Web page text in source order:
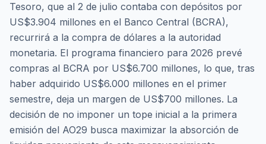
Tesoro, que al 2 de julio contaba con depósitos por
US$3.904 millones en el Banco Central (BCRA),
recurrirá a la compra de dólares a la autoridad
monetaria. El programa financiero para 2026 prevé
compras al BCRA por US$6.700 millones, lo que, tras
haber adquirido US$6.000 millones en el primer
semestre, deja un margen de US$700 millones. La
decisión de no imponer un tope inicial a la primera
emisión del AO29 busca maximizar la absorción de